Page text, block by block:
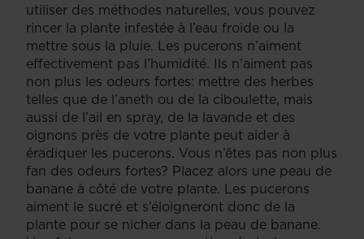
utiliser des méthodes naturelles, vous pouvez
rincer la plante infestée à l’eau froide ou la
mettre sous la pluie. Les pucerons n’aiment
effectivement pas l’humidité. Ils n’aiment pas
non plus les odeurs fortes: mettre des herbes
telles que de l’aneth ou de la ciboulette, mais
aussi de l’ail en spray, de la lavande et des
oignons près de votre plante peut aider à
éradiquer les pucerons. Vous n’êtes pas non plus
fan des odeurs fortes? Placez alors une peau de
banane à côté de votre plante. Les pucerons
aiment le sucré et s’éloigneront donc de la
plante pour se nicher dans la peau de banane.